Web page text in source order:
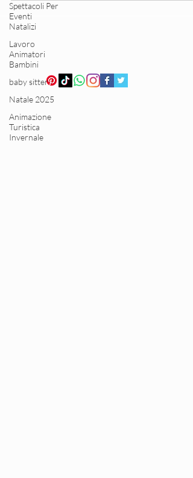
Spettacoli Per
Eventi
Natalizi
Lavoro
Animatori
Bambini
baby sitter
Natale 2025
Animazione
Turistica
Invernale